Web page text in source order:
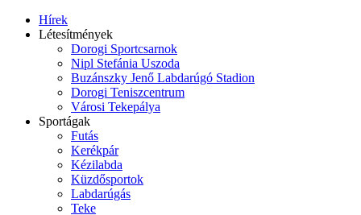
Hírek
Létesítmények
Dorogi Sportcsarnok
Nipl Stefánia Uszoda
Buzánszky Jenő Labdarúgó Stadion
Dorogi Teniszcentrum
Városi Tekepálya
Sportágak
Futás
Kerékpár
Kézilabda
Küzdősportok
Labdarúgás
Teke